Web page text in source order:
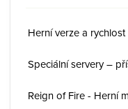
Herní verze a rychlost
Speciální servery –
Reign of Fire - Herní